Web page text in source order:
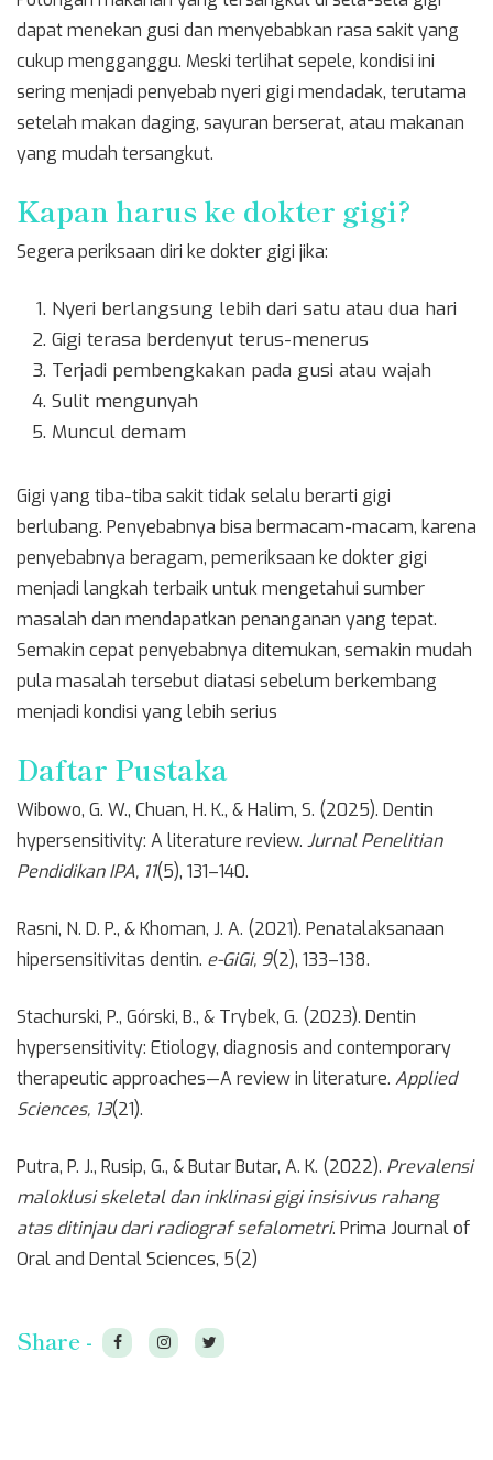
dapat menekan gusi dan menyebabkan rasa sakit yang
cukup mengganggu. Meski terlihat sepele, kondisi ini
sering menjadi penyebab nyeri gigi mendadak, terutama
setelah makan daging, sayuran berserat, atau makanan
yang mudah tersangkut.
Kapan harus ke dokter gigi?
Segera periksaan diri ke dokter gigi jika:
Nyeri berlangsung lebih dari satu atau dua hari
Gigi terasa berdenyut terus-menerus
Terjadi pembengkakan pada gusi atau wajah
Sulit mengunyah
Muncul demam
Gigi yang tiba-tiba sakit tidak selalu berarti gigi
berlubang. Penyebabnya bisa bermacam-macam, karena
penyebabnya beragam, pemeriksaan ke dokter gigi
menjadi langkah terbaik untuk mengetahui sumber
masalah dan mendapatkan penanganan yang tepat.
Semakin cepat penyebabnya ditemukan, semakin mudah
pula masalah tersebut diatasi sebelum berkembang
menjadi kondisi yang lebih serius
Daftar Pustaka
Wibowo, G. W., Chuan, H. K., & Halim, S. (2025). Dentin
hypersensitivity: A literature review. Jurnal Penelitian
Pendidikan IPA, 11(5), 131–140.
Rasni, N. D. P., & Khoman, J. A. (2021). Penatalaksanaan
hipersensitivitas dentin. e-GiGi, 9(2), 133–138.
Stachurski, P., Górski, B., & Trybek, G. (2023). Dentin
hypersensitivity: Etiology, diagnosis and contemporary
therapeutic approaches—A review in literature. Applied
Sciences, 13(21).
Putra, P. J., Rusip, G., & Butar Butar, A. K. (2022). Prevalensi
maloklusi skeletal dan inklinasi gigi insisivus rahang
atas ditinjau dari radiograf sefalometri. Prima Journal of
Oral and Dental Sciences, 5(2)
Share -